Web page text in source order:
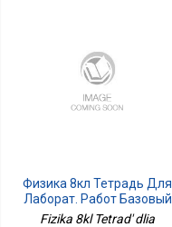
Физика 8кл Тетрадь Для
Лаборат. Работ Базовый
Ур
Fizika 8kl Tetrad' dlia